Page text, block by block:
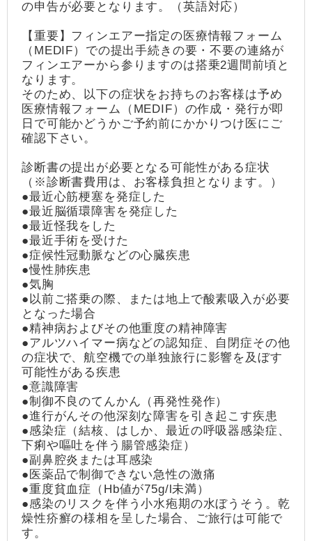
の申告が必要となります。（英語対応）
【重要】フィンエアー指定の医療情報フォーム
（MEDIF）での提出手続きの要・不要の連絡が
フィンエアーから参りますのは搭乗2週間前頃と
なります。
そのため、以下の症状をお持ちのお客様は予め
医療情報フォーム（MEDIF）の作成・発行が即
日で可能かどうかご予約前にかかりつけ医にご
確認下さい。
診断書の提出が必要となる可能性がある症状
（※診断書費用は、お客様負担となります。）
●最近心筋梗塞を発症した
●最近脳循環障害を発症した
●最近怪我をした
●最近手術を受けた
●症候性冠動脈などの心臓疾患
●慢性肺疾患
●気胸
●以前ご搭乗の際、または地上で酸素吸入が必要
となった場合
●精神病およびその他重度の精神障害
●アルツハイマー病などの認知症、自閉症その他
の症状で、航空機での単独旅行に影響を及ぼす
可能性がある疾患
●意識障害
●制御不良のてんかん（再発性発作）
●進行がんその他深刻な障害を引き起こす疾患
●感染症（結核、はしか、最近の呼吸器感染症、
下痢や嘔吐を伴う腸管感染症）
●副鼻腔炎または耳感染
●医薬品で制御できない急性の激痛
●重度貧血症（Hb値が75g/l未満）
●感染のリスクを伴う小水疱期の水ぼうそう。乾
燥性疥癬の様相を呈した場合、ご旅行は可能で
す。